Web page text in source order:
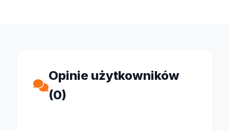
Opinie użytkowników
(0)